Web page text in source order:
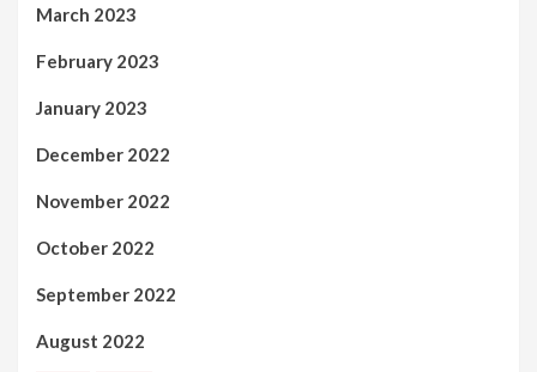
March 2023
February 2023
January 2023
December 2022
November 2022
October 2022
September 2022
August 2022